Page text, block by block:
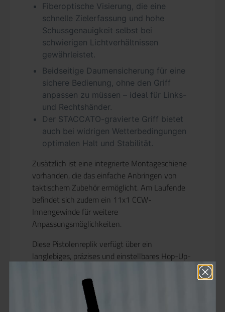
Fiberoptische Visierung, die eine
schnelle Zielerfassung und hohe
Schussgenauigkeit selbst bei
schwierigen Lichtverhältnissen
gewährleistet.
Beidseitige Daumensicherung für eine
sichere Bedienung, ohne den Griff
anpassen zu müssen – ideal für Links-
und Rechtshänder.
Der STACCATO-gravierte Griff bietet
auch bei widrigen Wetterbedingungen
optimalen Halt und Stabilität.
Zusätzlich ist eine integrierte Montageschiene
vorhanden, die das einfache Anbringen von
taktischem Zubehör ermöglicht. Am Laufende
befindet sich zudem ein 11x1 CCW-
Innengewinde für weitere
Anpassungsmöglichkeiten.
Diese Pistolenreplik verfügt über ein
langlebiges, präzises und einstellbares Hop-Up-
die Vorlieben des Nutzers anpasst.
Hauptmerkmale der internen Bauteile: